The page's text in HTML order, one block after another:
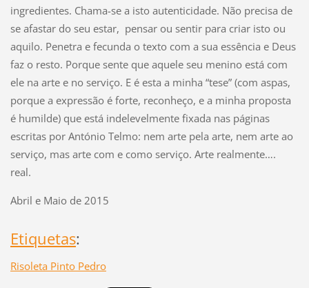
ingredientes. Chama-se a isto autenticidade. Não precisa de
se afastar do seu estar, pensar ou sentir para criar isto ou
aquilo. Penetra e fecunda o texto com a sua essência e Deus
faz o resto. Porque sente que aquele seu menino está com
ele na arte e no serviço. E é esta a minha “tese” (com aspas,
porque a expressão é forte, reconheço, e a minha proposta
é humilde) que está indelevelmente fixada nas páginas
escritas por António Telmo: nem arte pela arte, nem arte ao
serviço, mas arte com e como serviço. Arte realmente….
real.
Abril e Maio de 2015
Etiquetas:
Risoleta Pinto Pedro